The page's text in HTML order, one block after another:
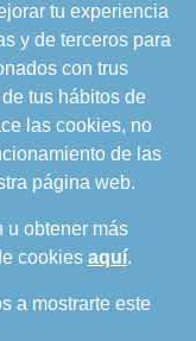
tu experiencia
y de terceros para
con trus
tus hábitos de
las cookies, no
de las
página web.
u obtener más
cookies aquí.
a mostrarte este